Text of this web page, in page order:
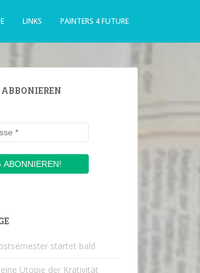
LINKS PAINTERS 4 FUTURE
startet bald
Utopie der Krativität